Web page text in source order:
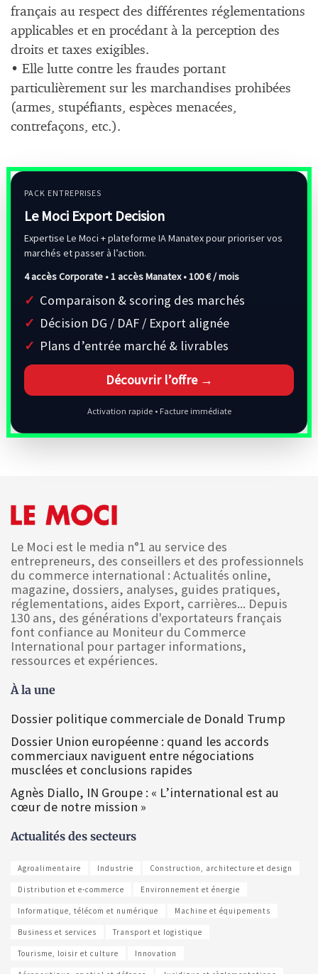
français au respect des différentes réglementations
applicables et en procédant à la perception des
droits et taxes exigibles.
• Elle lutte contre les fraudes portant
particulièrement sur les marchandises prohibées
(armes, stupéfiants, espèces menacées,
contrefaçons, etc.).
PACK ENTREPRISES
Le Moci Export Decision
Expertise Le Moci + plateforme IA Manatex pour prioriser vos
marchés et passer à l’action.
4 accès Corporate • 1 accès Manatex •100 € / mois
Comparaison & scoring des marchés
Décision DG / DAF / Export alignée
Plans d’entrée marché & livrables
Découvrir l’offre →
Activation rapide • Facture immédiate
Le Moci est le media n°1 au service des
entrepreneurs, des conseillers et des professionnels
du commerce international : Actualités online,
magazine, dossiers, analyses, guides pratiques,
réglementations, aides Export, carrières... Depuis
130 ans, des générations d'exportateurs français
font confiance au Moniteur du Commerce
International pour partager informations,
ressources et expériences.
À la une
Dossier politique commerciale de Donald Trump
Dossier Union européenne : quand les accords
commerciaux naviguent entre négociations
musclées et conclusions rapides
Agnès Diallo, IN Groupe : « L’international est au
cœur de notre mission »
Actualités des secteurs
Agroalimentaire Industrie Construction, architecture et design
Distribution et e-commerce Environnement et énergie
Informatique, télécom et numérique Machine et équipements
Business et services Transport et logistique
Tourisme, loisir et culture Innovation